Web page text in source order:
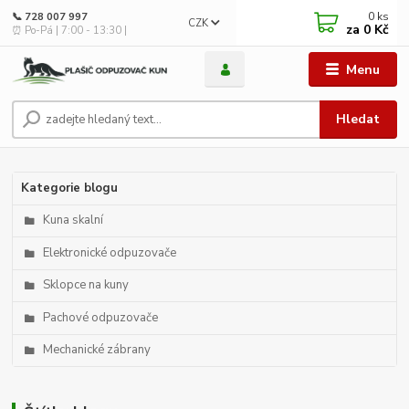
Menu
CZK
Hledat
📞 728 007 997
⏰ Po-Pá | 7:00 - 13:30 |
0 ks
za 0 Kč
Kategorie blogu
Kuna skalní
Elektronické odpuzovače
Sklopce na kuny
Pachové odpuzovače
Mechanické zábrany